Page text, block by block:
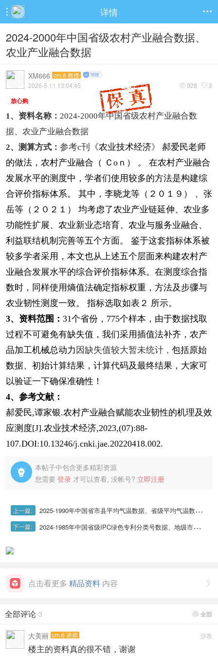
 详情 
2024-2000年中国省级农村产业融合数据、
农业产业融合数据
XM666 cm.8 教授
 928  3
2026-5-11 13:04:45
放心购
1、资料名称： 2024-2000年中国省级农村产业融合数
据、农业产业融合数据
2、测算方式： 参考c刊《农业技术经济》
郝爱民老师
的做法， 农村产业融合（ Ｃoｎ） 。 在农村产业融合
发展水平的测度中，学者们使用较多的方法是构建综
合评价指标体系。 其中，李晓龙等（２０１９） 、张
岳等（２０２１） 均考虑了农业产业链延伸、农业多
功能性扩展、农业新业态培育、农业与服务业融合、
利益联结机制完善等五个方面。 鉴于这套指标体系被
较多学者采用，本文也从上述五个层面来构建农村产
业融合发展水平的综合评价指标体系。 在测度综合指
数时，同样使用熵值法确定指标权重，方法及步骤与
农业韧性测度一致。 指标选取如表 ２ 所示。
3、资料范围： 31个省份，775个样本，由于数据找取
过程不可避免有缺失值，我们采用插值法补齐， 农产
品加工机械总动力 因缺失值较大暂未统计 ， 包括原始
数据、初始计算结果，计算代码及最终结果，大家可
以验证一下确保准确性！
4、参考文献：
郝爱民,谭家银.农村产业融合赋能农业韧性的机理及效
应测度[J].农业技术经济,2023,(07):88-
107.DOI:10.13246/j.cnki.jae.20220418.002.

本帖子中包含更多精彩资源
您需要 登录 才可以查看, 没帐号? 立即注册
上一篇: 2025-1990年中国省市县平均气温数据、省级平均气温数据、城市地级市平均气温数据、县域平均气温数据（日度数据，省市县均有）
下一篇: 2024-1985年中国省级IPC绿色专利分类号数据、地级市绿色专利IPC分类号数据、区县IPC分类号绿色专利分类号

点击看更多 精品资料 内容
 全部
全部评论 3
沙发
大美丽 cm.6 讲师
楼主的资料真的很不错，谢谢